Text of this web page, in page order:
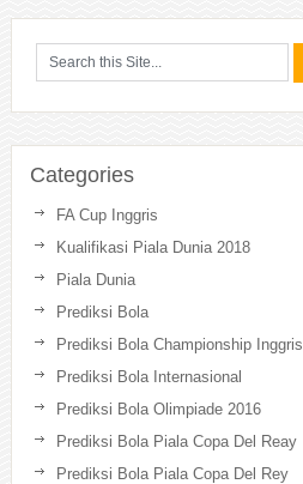
Categories
FA Cup Inggris
Kualifikasi Piala Dunia 2018
Piala Dunia
Prediksi Bola
Prediksi Bola Championship Inggris
Prediksi Bola Internasional
Prediksi Bola Olimpiade 2016
Prediksi Bola Piala Copa Del Reay
Prediksi Bola Piala Copa Del Rey